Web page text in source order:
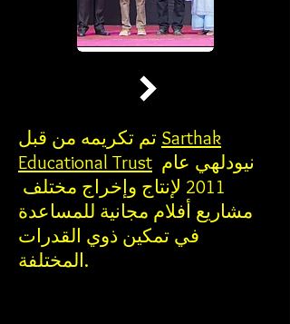
Sarthak
Educational Trust
2011 لإنتاج وإخراج مختلف
مشاريع أفلام مجانية للمساعدة
في تمكين ذوي القدرات
المختلفة.